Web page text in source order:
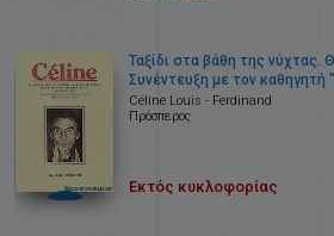
Ταξίδι στα βάθη της νύχτας.
Συνέντευξη με τον
Céline Louis - Ferdinand
Πρόσπερος
Εκτός κυκλοφορίας